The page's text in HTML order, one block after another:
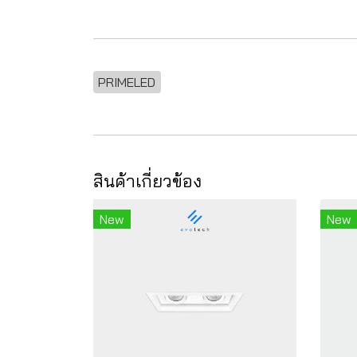
PRIMELED
สินค้าเกี่ยวข้อง
New New